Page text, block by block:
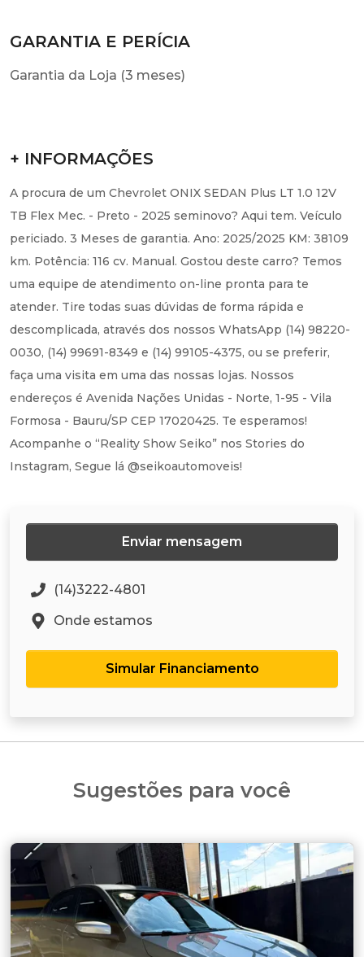
GARANTIA E PERÍCIA
Garantia da Loja (3 meses)
+ INFORMAÇÕES
A procura de um Chevrolet ONIX SEDAN Plus LT 1.0 12V
TB Flex Mec. - Preto - 2025 seminovo? Aqui tem. Veículo
periciado. 3 Meses de garantia. Ano: 2025/2025 KM: 38109
km. Potência: 116 cv. Manual. Gostou deste carro? Temos
uma equipe de atendimento on-line pronta para te
atender. Tire todas suas dúvidas de forma rápida e
descomplicada, através dos nossos WhatsApp (14) 98220-
0030, (14) 99691-8349 e (14) 99105-4375, ou se preferir,
faça uma visita em uma das nossas lojas. Nossos
endereços é Avenida Nações Unidas - Norte, 1-95 - Vila
Formosa - Bauru/SP CEP 17020425. Te esperamos!
Acompanhe o “Reality Show Seiko” nos Stories do
Instagram, Segue lá @seikoautomoveis!
Enviar mensagem
(14)3222-4801
Onde estamos
Simular Financiamento
Sugestões para você